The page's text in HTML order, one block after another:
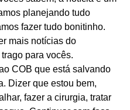
planejando tudo
fazer tudo bonitinho.
mais notícias do
para vocês.
COB que está salvando
Dizer que estou bem,
fazer a cirurgia, tratar